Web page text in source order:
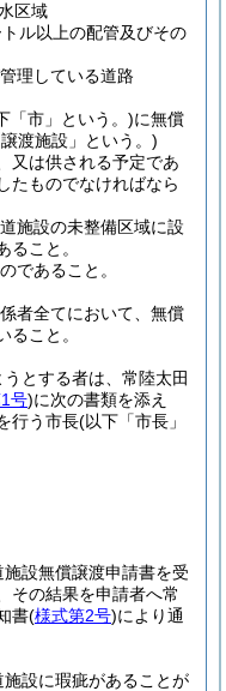
区域
ル以上の配管及びその
理している道路
「市」という。)に無償
渡施設」という。)
又は供される予定であ
たものでなければなら
施設の未整備区域に設
ること。
であること。
者全てにおいて、無償
ること。
とする者は、常陸太田
号)に次の書類を添え
行う市長(以下「市長」
設無償譲渡申請書を受
その結果を申請者へ常
書(様式第2号)により通
設に瑕疵があることが